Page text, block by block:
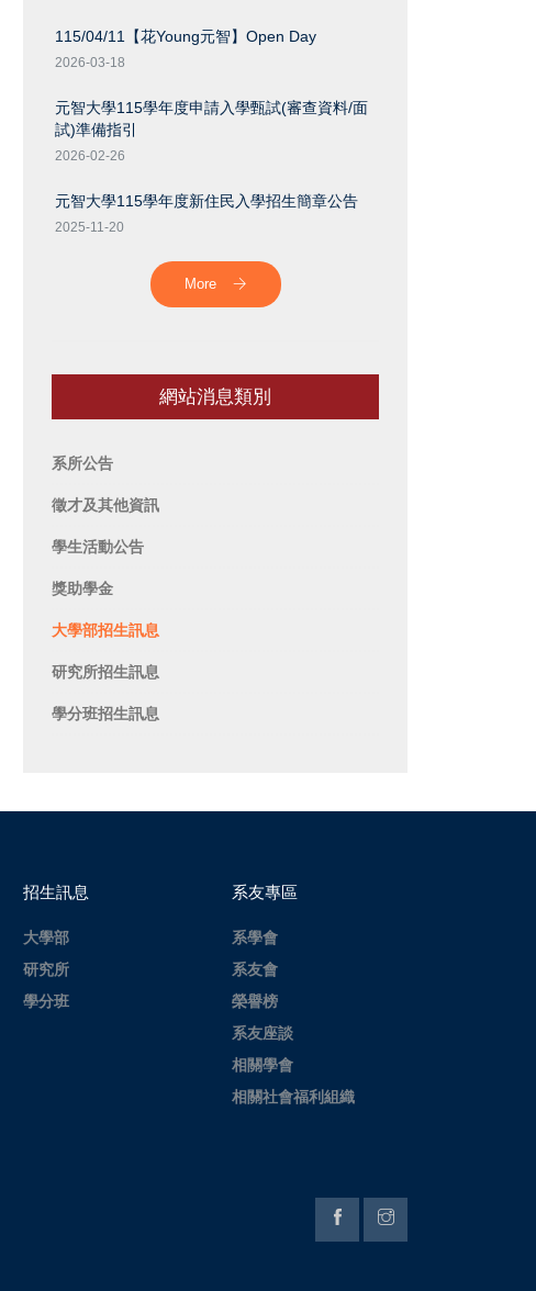
115/04/11【花Young元智】Open Day
2026-03-18
元智大學115學年度申請入學甄試(審查資料/面
試)準備指引
2026-02-26
元智大學115學年度新住民入學招生簡章公告
2025-11-20
More
網站消息類別
系所公告
徵才及其他資訊
學生活動公告
獎助學金
大學部招生訊息
研究所招生訊息
學分班招生訊息
招生訊息
大學部
研究所
學分班
系友專區
系學會
系友會
榮譽榜
系友座談
相關學會
相關社會福利組織